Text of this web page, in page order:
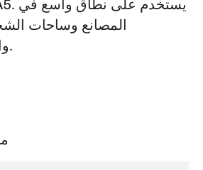
المصانع وساحات
والمناسبات الأخرى.